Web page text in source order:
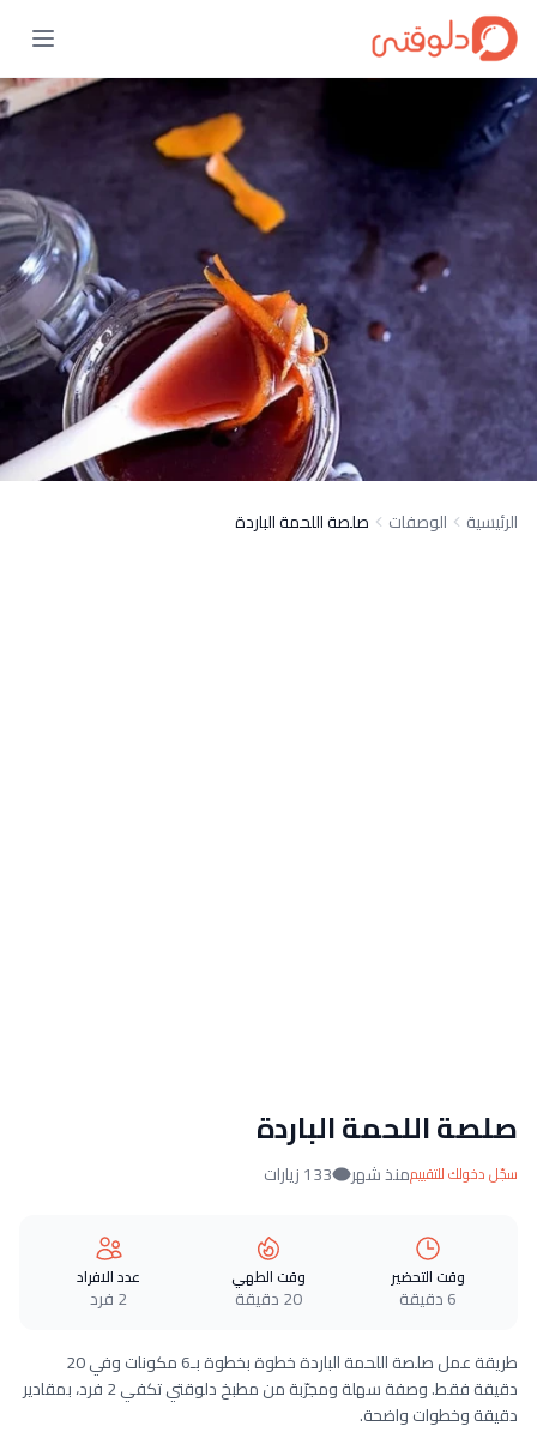
الرئيسية الوصفات صلصة اللحمة الباردة
صلصة اللحمة الباردة
سجّل دخولك للتقييممنذ شهر 133 زيارات
وقت التحضير
6 دقيقة
وقت الطهي
20 دقيقة
عدد الافراد
2 فرد
طريقة عمل صلصة اللحمة الباردة خطوة بخطوة بـ6 مكونات وفي 20
دقيقة فقط. وصفة سهلة ومجرّبة من مطبخ دلوقتي تكفي 2 فرد، بمقادير
دقيقة وخطوات واضحة.